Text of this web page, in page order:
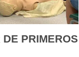
PRIMEROS